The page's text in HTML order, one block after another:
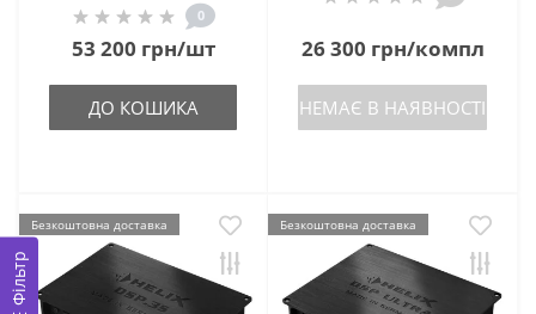
Фільтр
0
53 200 грн/шт
ДО КОШИКА
26 300 грн/компл
НЕМАЄ В НАЯВНОСТІ
Безкоштовна доставка Безкоштовна доставка